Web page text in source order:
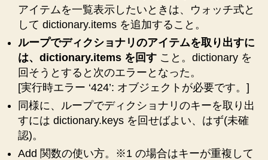
用
時
の
注
意
点！
へ
アイテムを一覧表示したいときは、ウォッチ式と
して dictionary.items を追加すること。
ループでディクショナリのアイテムを取り出すに
は、dictionary.items を回す こと。dictionary を
回そうとすると次のエラーとなった。
[実行時エラー ‘424’: オブジェクトが必要です。]
同様に、ループでディクショナリのキーを取り出
すには dictionary.keys を回せばよい、はず(未確
認)。
Add 関数の使い方。※1 の場合はキーが重複して